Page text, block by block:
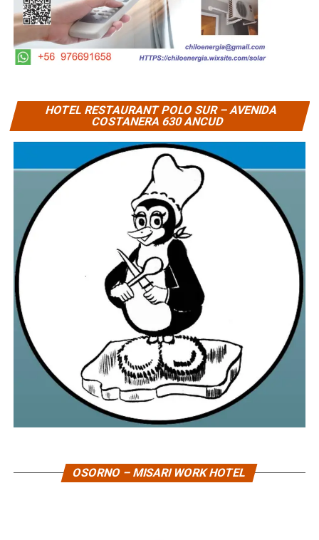
HOTEL RESTAURANT POLO SUR – AVENIDA
COSTANERA 630 ANCUD
OSORNO – MISARI WORK HOTEL